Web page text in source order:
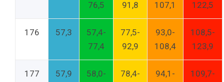
76,5
91,8
107,1
122,5
176 57,3
57,4-
77,4
77,5-
92,9
93,0-
108,4
108,5-
123,9
177 57,9
58,0-
78,4-
94,1-
109,7-